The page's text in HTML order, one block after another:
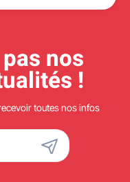
nos
!
toutes nos infos